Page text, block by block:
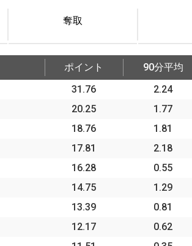
奪取
ポイント 90分平均
31.76 2.24
20.25 1.77
18.76 1.81
17.81 2.18
16.28 0.55
14.75 1.29
13.39 0.81
12.17 0.62